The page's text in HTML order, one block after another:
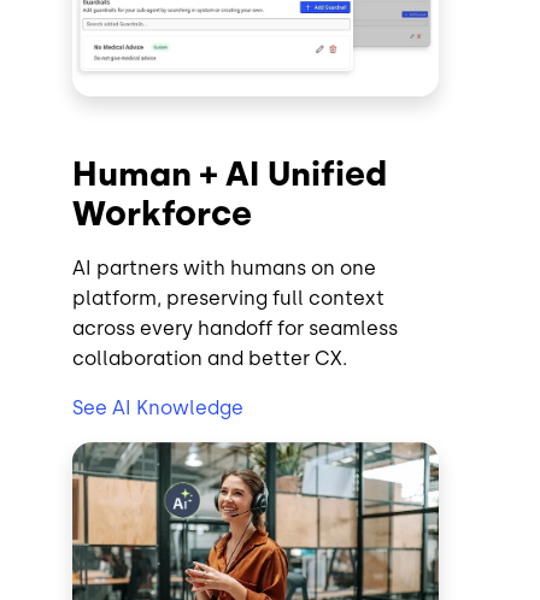
Human + AI Unified
Workforce
AI partners with humans on one
platform, preserving full context
across every handoff for seamless
collaboration and better CX.
See AI Knowledge
Image